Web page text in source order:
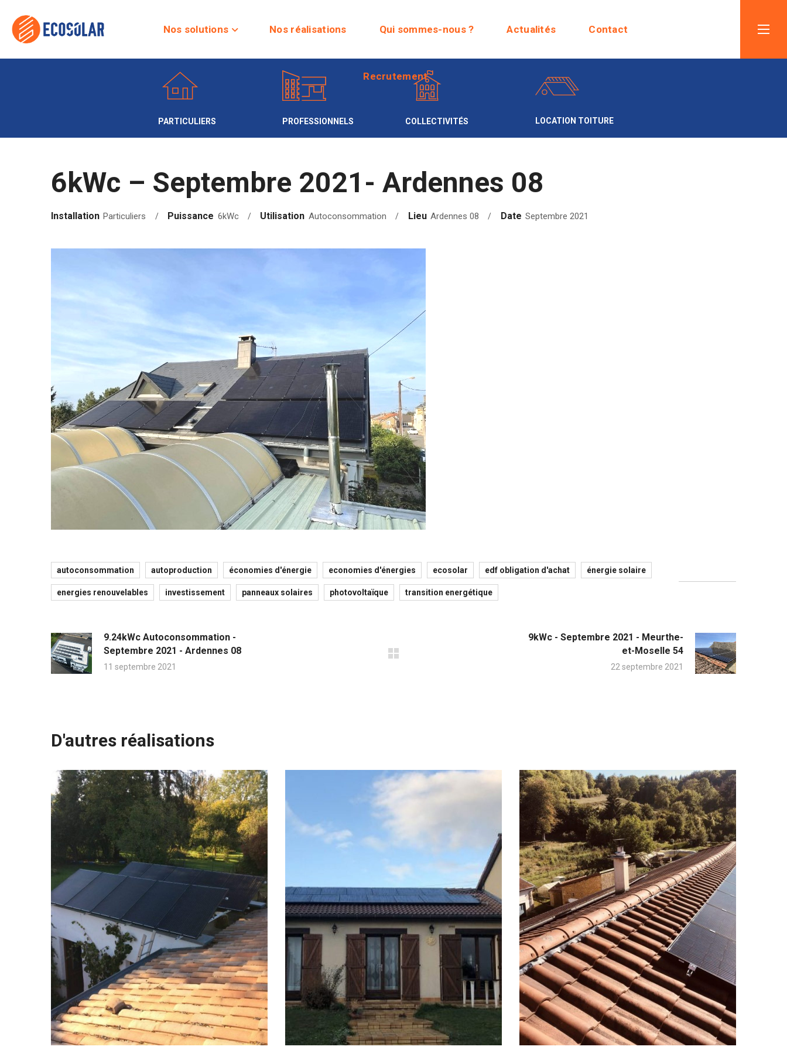
Nos solutions Nos réalisations Qui sommes-nous ? Actualités Contact
Recrutement
PARTICULIERS PROFESSIONNELS COLLECTIVITÉS LOCATION TOITURE
6kWc – Septembre 2021- Ardennes 08
Installation Particuliers Puissance 6kWc Utilisation Autoconsommation Lieu Ardennes 08 Date Septembre 2021
autoconsommation autoproduction économies d'énergie economies d'énergies ecosolar edf obligation d'achat énergie solaire
energies renouvelables investissement panneaux solaires photovoltaïque transition energétique
9.24kWc Autoconsommation -
Septembre 2021 - Ardennes 08
11 septembre 2021
9kWc - Septembre 2021 - Meurthe-
et-Moselle 54
22 septembre 2021
D'autres réalisations